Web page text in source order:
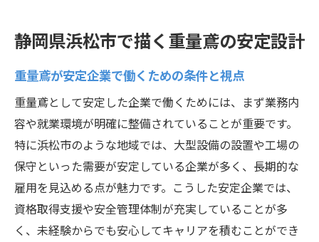
力
地域経済の変化に強い重量鳶のキャリア設
キャリアを築くなら重量鳶の将来像を考える
重量鳶の未来像と長期キャリア形成の重要
性
浜松市で重量鳶が描く理想の成長ビジョン
とは
重量鳶が将来像を明確にするための実践ポ
静岡県浜松市で描く重量鳶の安定設計
重量鳶が安定企業で働くための条件と視点
重量鳶として安定した企業で働くためには、まず業務内
容や就業環境が明確に整備されていることが重要です。
特に浜松市のような地域では、大型設備の設置や工場の
保守といった需要が安定している企業が多く、長期的な
雇用を見込める点が魅力です。こうした安定企業では、
資格取得支援や安全管理体制が充実していることが多
く、未経験からでも安心してキャリアを積むことができ